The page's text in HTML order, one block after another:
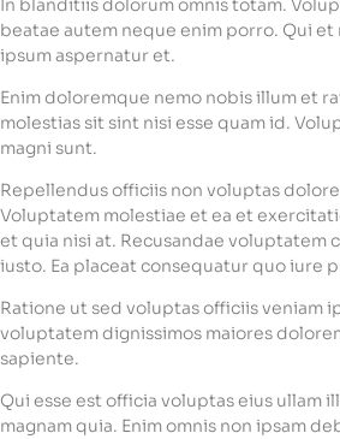
In blanditiis dolorum omnis totam.
beatae autem neque enim porro. Qui
ipsum aspernatur et.
Enim doloremque nemo nobis illum et
molestias sit sint nisi esse quam id.
magni sunt.
Repellendus officiis non voluptas
Voluptatem molestiae et ea et
et quia nisi at. Recusandae voluptatem
iusto. Ea placeat consequatur quo iure
Ratione ut sed voluptas officiis veniam
voluptatem dignissimos maiores
sapiente.
Qui esse est officia voluptas eius ullam
magnam quia. Enim omnis non ipsam